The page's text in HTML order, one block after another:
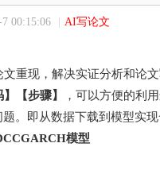
00:15:06 AI写论文
重现，解决实证分析和论
【步骤】
，可以方便的利
。即从数据下载到模型实现
模型